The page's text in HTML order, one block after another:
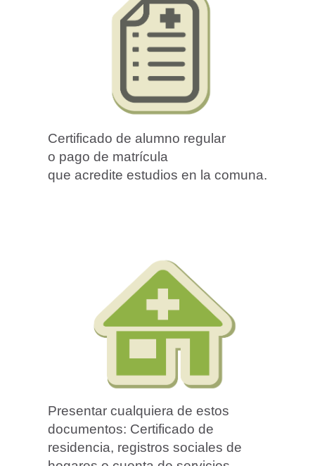
Certificado de alumno regular
o pago de matrícula
que acredite estudios en la comuna.
Presentar cualquiera de estos
documentos: Certificado de
residencia, registros sociales de